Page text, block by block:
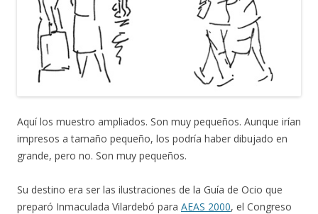
Aquí los muestro ampliados. Son muy pequeños. Aunque irían
impresos a tamaño pequeño, los podría haber dibujado en
grande, pero no. Son muy pequeños.
Su destino era ser las ilustraciones de la Guía de Ocio que
preparó Inmaculada Vilardebó para AEAS 2000, el Congreso